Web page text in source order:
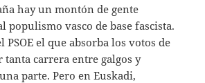
hay un montón de gente
populismo vasco de base fascista.
PSOE el que absorba los votos de
tanta carrera entre galgos y
parte. Pero en Euskadi,